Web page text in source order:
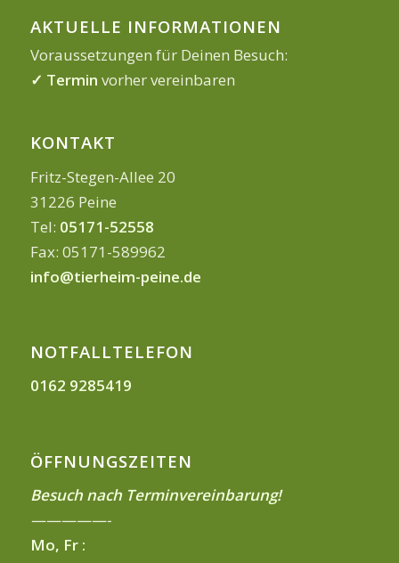
AKTUELLE INFORMATIONEN
Voraussetzungen für Deinen Besuch:
✓ Termin vorher vereinbaren
KONTAKT
Fritz-Stegen-Allee 20
31226 Peine
Tel: 05171-52558
Fax: 05171-589962
info@tierheim-peine.de
NOTFALLTELEFON
0162 9285419
ÖFFNUNGSZEITEN
Besuch nach Terminvereinbarung!
—————-
Mo, Fr :